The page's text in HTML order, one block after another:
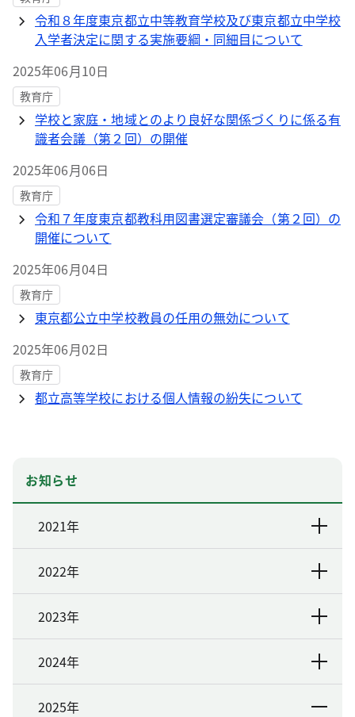
令和８年度東京都立中等教育学校及び東京都立中学校
入学者決定に関する実施要綱・同細目について
2025年06月10日
教育庁
学校と家庭・地域とのより良好な関係づくりに係る有
識者会議（第２回）の開催
2025年06月06日
教育庁
令和７年度東京都教科用図書選定審議会（第２回）の
開催について
2025年06月04日
教育庁
東京都公立中学校教員の任用の無効について
2025年06月02日
教育庁
都立高等学校における個人情報の紛失について
お知らせ
2021年
2022年
2023年
2024年
2025年